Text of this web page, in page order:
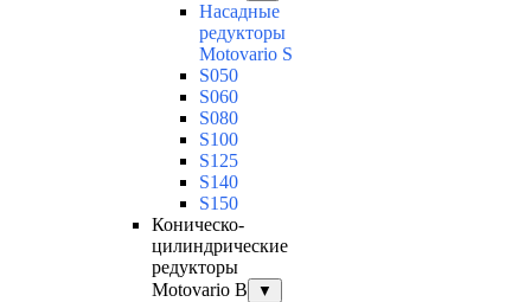
Насадные
редукторы
Motovario S
S050
S060
S080
S100
S125
S140
S150
Коническо-
цилиндрические
редукторы
Motovario B
▼